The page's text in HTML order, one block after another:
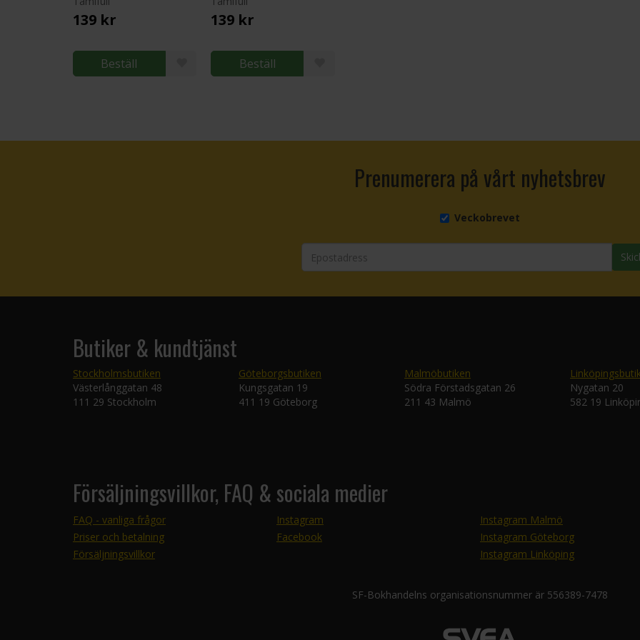
139 kr
Beställ
139 kr
Beställ
Prenumerera på vårt nyhetsbrev
Veckobrevet
Butiker & kundtjänst
Stockholmsbutiken
Västerlånggatan 48
111 29 Stockholm
Göteborgsbutiken
Kungsgatan 19
411 19 Göteborg
Malmöbutiken
Södra Förstadsgatan 26
211 43 Malmö
Nygatan 20
582 19
Försäljningsvillkor, FAQ & sociala medier
FAQ - vanliga frågor
Priser och betalning
Försäljningsvillkor
Instagram
Facebook
Instagram Malmö
Instagram Göteborg
Instagram Linköping
SF-Bokhandelns organisationsnummer är 556389-7478